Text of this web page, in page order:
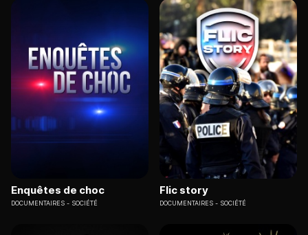
Enquêtes de choc
DOCUMENTAIRES SOCIÉTÉ
Flic story
DOCUMENTAIRES SOCIÉTÉ